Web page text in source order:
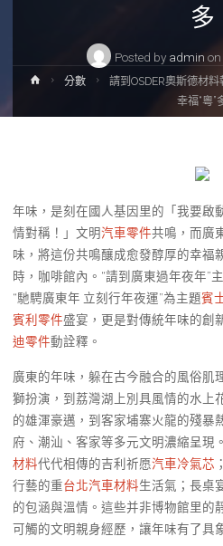
多
Posted by admin on
Home分數
請到OSDER奧斯德材料
幸福“粵”
年味，是刻在國人基因里的「我要啟
情對稱！」文明汽車零件共鳴，而廣
味，將這份共鳴釀成愈發醇厚的幸福
時，咖啡館內。“請到廣東過年夜年”
“馳騁廣東年 立刻行年夜運”為主題賓
賓利零件盛宴，更是對傳統年味的創
迪零件動詮釋。
廣東的年味，躲在古今融合的風俗肌
獅扮演，到荔灣湖上別具風情的水上
的雄渾豪邁，到客家埔寨火龍的殘暴
府、潮汕、客家等多元文明濃縮呈現
材料代代相傳的吉利祈愿汽車冷氣芯
行藝的重台北汽車材料生活氣；長桌
的包涵與溫情。這些并非博物館里的
可觸的文明親身經歷，讓年味有了具